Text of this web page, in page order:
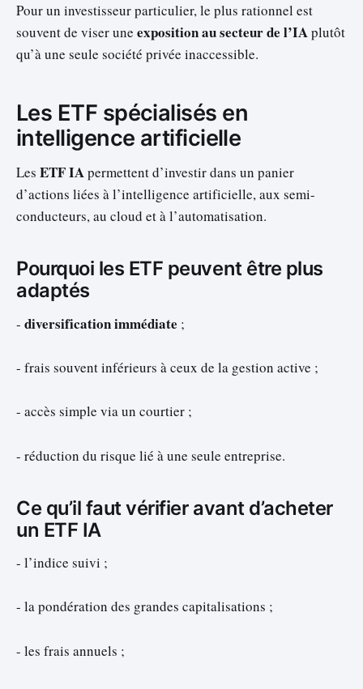
Pour un investisseur particulier, le plus rationnel est
souvent de viser une exposition au secteur de l’IAplutôt
qu’à une seule société privée inaccessible.
Les ETF spécialisés en
intelligence artificielle
Les ETF IApermettent d’investir dans un panier
d’actions liées à l’intelligence artificielle, aux semi-
conducteurs, au cloud et à l’automatisation.
Pourquoi les ETF peuvent être plus
adaptés
- diversification immédiate ;
- frais souvent inférieurs à ceux de la gestion active ;
- accès simple via un courtier ;
- réduction du risque lié à une seule entreprise.
Ce qu’il faut vérifier avant d’acheter
un ETF IA
- l’indice suivi ;
- la pondération des grandes capitalisations ;
- les frais annuels ;